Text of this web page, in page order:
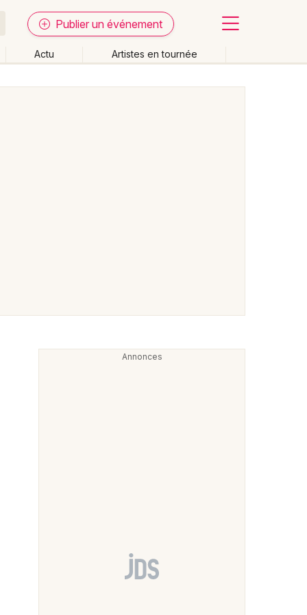
Publier un événement
Actu Artistes en tournée